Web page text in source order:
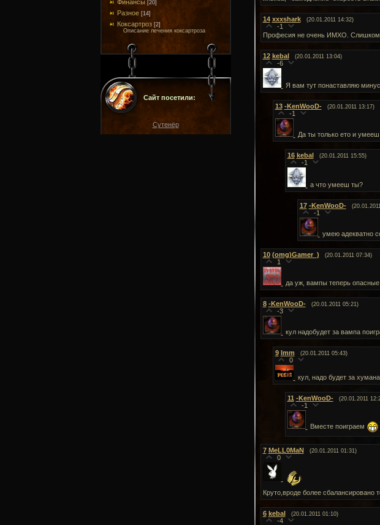
Финансы [20]
Разное [14]
Коксартроз [2]
Описание лечения коксартроза
Сайт посетили:
Сутенёр
14 xxxshark (20.01.2011 14:32)
-1
Професия не очень ИМХО. Слишком
12 kebal (20.01.2011 13:04)
-6
Я вам тут понаставляю
13 -KenWooD- (20.01.2011 13:17)
-1
Да ты только ето и умееш
16 kebal (20.01.2011 15:55)
-1
а что умееш ты?
17 -KenWooD-
-1
умею адекватно
10 (omg)Gamer_) (20.01.2011 07:34)
1
да уж, вампы теперь опасные
8 -KenWooD- (20.01.2011 05:21)
-3
кул надобудет за вампа
9 Imm (20.01.2011 05:43)
0
кул, надо будет за
11 -KenWooD- (20.01.2011
-1
Вместе поиграем
7 MeLL0MaN (20.01.2011 01:31)
0
Круто,вроде более сбалансировано
6 kebal (20.01.2011 01:10)
-4